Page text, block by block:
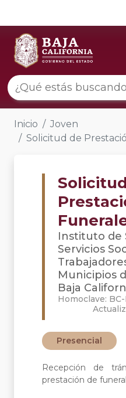
Inicio
Joven
Solicitud de
Instituto de
Servicios
Municipios
Baja
Homoclave:
Presencial
Recepción de
prestación de